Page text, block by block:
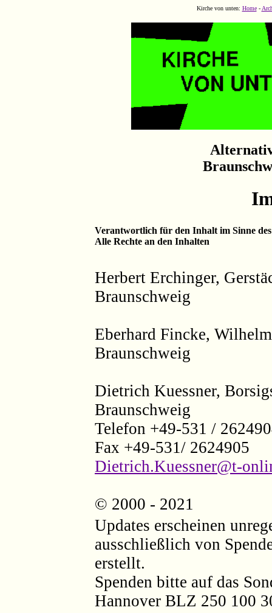
Kirche von unten: Home-
Verantwortlich für den Inhalt im Sinne des
Alle Rechte an den Inhalten
Herbert Erchinger,
Braunschweig
Eberhard Fincke,
Braunschweig
Dietrich Kuessner,
Braunschweig
Telefon +49-531 /
Fax +49-531/ 2624905
Dietrich.Kuessner@t-
© 2000 - 2021
Updates erscheinen
ausschließlich von
erstellt.
Spenden bitte auf das
Hannover BLZ 250 100